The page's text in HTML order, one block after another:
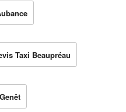
Taxi Beaupréau